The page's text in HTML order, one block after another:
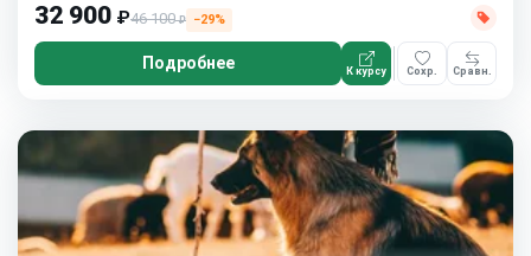
32 900 ₽46 100₽ −29%
Подробнее К курсу Сохр. Сравн.